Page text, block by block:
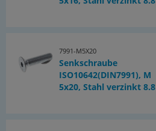
7991-M5X20
Senkschraube
ISO10642(DIN7991), M
5x20, Stahl verzinkt 8.8